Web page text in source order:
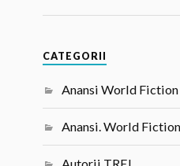
CATEGORII
Anansi World Fiction
Anansi. World Fiction